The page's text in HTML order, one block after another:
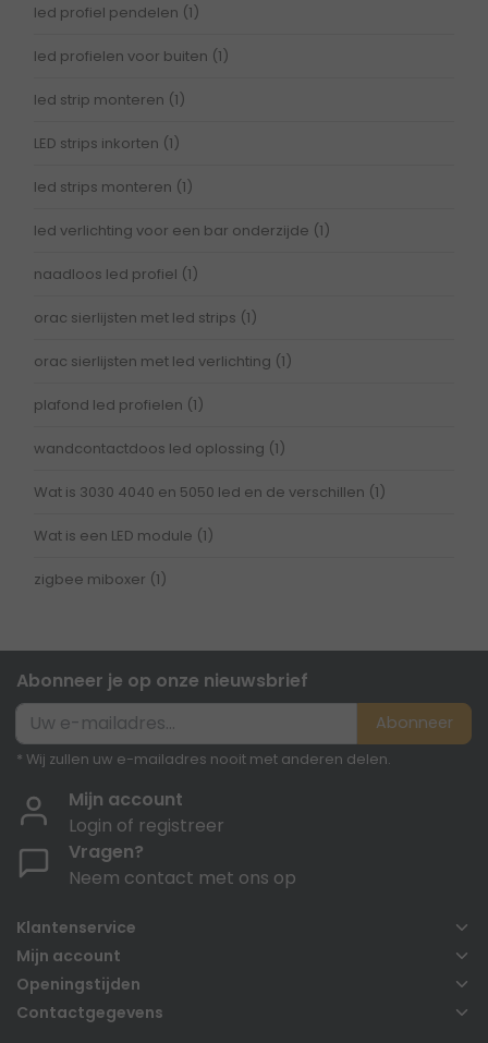
led profiel pendelen (1)
led profielen voor buiten (1)
led strip monteren (1)
LED strips inkorten (1)
led strips monteren (1)
led verlichting voor een bar onderzijde (1)
naadloos led profiel (1)
orac sierlijsten met led strips (1)
orac sierlijsten met led verlichting (1)
plafond led profielen (1)
wandcontactdoos led oplossing (1)
Wat is 3030 4040 en 5050 led en de verschillen (1)
Wat is een LED module (1)
zigbee miboxer (1)
Abonneer je op onze nieuwsbrief
Abonneer
* Wij zullen uw e-mailadres nooit met anderen delen.
Mijn account
Login of registreer
Vragen?
Neem contact met ons op
Klantenservice
Mijn account
Openingstijden
Contactgegevens